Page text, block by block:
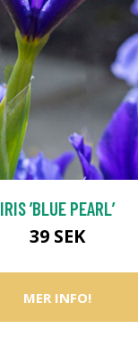
IRIS ’BLUE PEARL’
39 SEK
MER INFO!